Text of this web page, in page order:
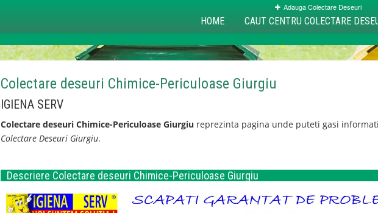
Adauga Colectare Deseuri
HOME CAUT CENTRU COLECTARE
Colectare deseuri Chimice-Periculoase Giurgiu
IGIENA SERV
Colectare deseuri Chimice-Periculoase Giurgiu reprezinta pagina unde puteti gasi informatii
Colectare Deseuri Giurgiu.
Descriere Colectare deseuri Chimice-Periculoase Giurgiu